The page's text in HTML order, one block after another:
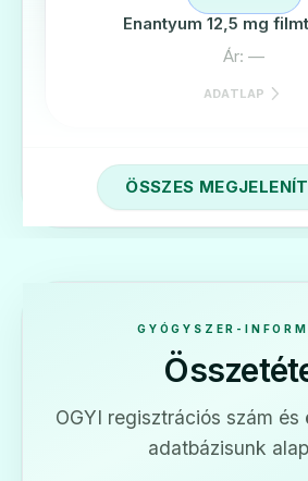
Enantyum 12,5 mg
Ár: —
ADATLAP
🩹
Ár: —
ADATLAP
ÖSSZES
GYÓGYSZER-
OGYI regisztrációs szám
adatbázisunk